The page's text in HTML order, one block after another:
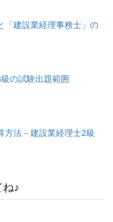
「建設業経理事務士」の
の試験出題範囲
法－建設業経理士2級
♪